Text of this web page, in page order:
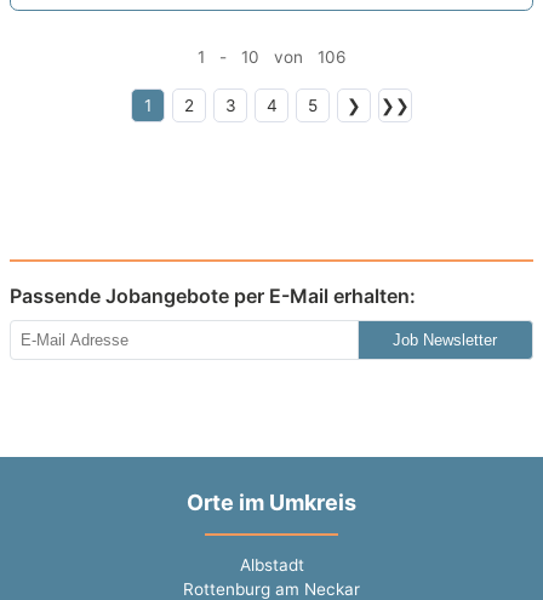
1 - 10 von 106
1 2 3 4 5 ❯ ❯❯
Passende Jobangebote per E-Mail erhalten:
Job Newsletter
Orte im Umkreis
Albstadt
Rottenburg am Neckar